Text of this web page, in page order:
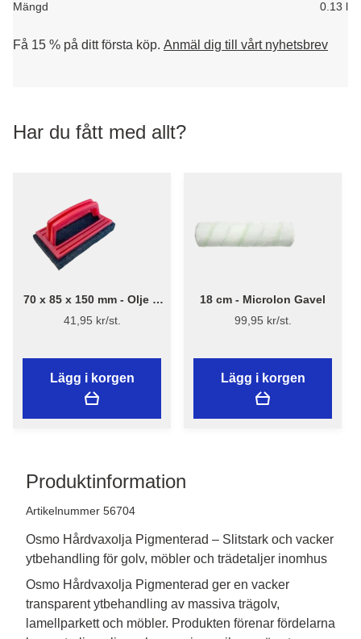
Mängd 0.13 l
Få 15 % på ditt första köp. Anmäl dig till vårt nyhetsbrev
Har du fått med allt?
70 x 85 x 150 mm - Olje &
Skrubbsvamp - Flügger
Pro Series
41,95 kr/st.
Lägg i korgen
18 cm - Microlon Gavel
99,95 kr/st.
Lägg i korgen
Produktinformation
Artikelnummer 56704
Osmo Hårdvaxolja Pigmenterad – Slitstark och vacker
ytbehandling för golv, möbler och trädetaljer inomhus
Osmo Hårdvaxolja Pigmenterad ger en vacker
transparent ytbehandling av massiva trägolv,
lamellparkett och möbler. Produkten förenar fördelarna